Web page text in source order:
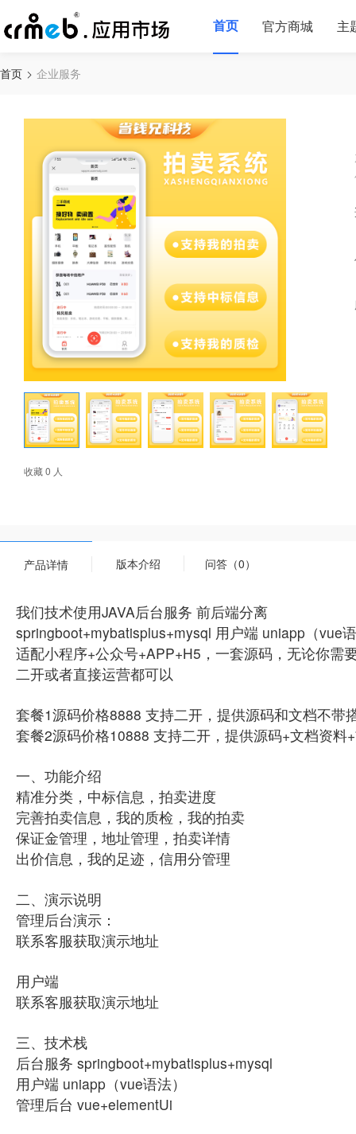
首页 官方商城 主
首页 企业服务
收藏 0 人
产品详情 版本介绍 问答（0）
我们技术使用JAVA后台服务 前后端分离
springboot+mybatisplus+mysql 用户端 uniapp（vue
适配小程序+公众号+APP+H5，一套源码，无论你
二开或者直接运营都可以
套餐1源码价格8888 支持二开，提供源码和文档不带
套餐2源码价格10888 支持二开，提供源码+文档资料
一、功能介绍
精准分类，中标信息，拍卖进度
完善拍卖信息，我的质检，我的拍卖
保证金管理，地址管理，拍卖详情
出价信息，我的足迹，信用分管理
二、演示说明
管理后台演示：
联系客服获取演示地址
用户端
联系客服获取演示地址
三、技术栈
后台服务 springboot+mybatisplus+mysql
用户端 uniapp（vue语法）
管理后台 vue+elementUi